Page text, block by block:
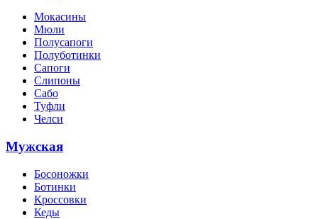
Мокасины
Мюли
Полусапоги
Полуботинки
Сапоги
Слипоны
Сабо
Туфли
Челси
Мужская
Босоножки
Ботинки
Кроссовки
Кеды